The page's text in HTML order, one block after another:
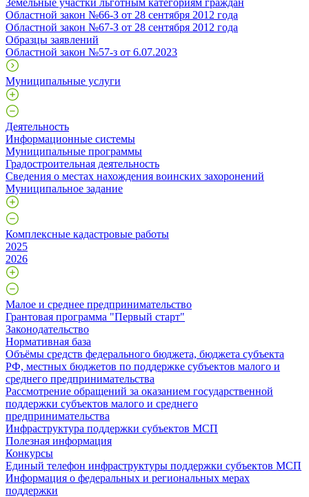
Областной закон №66-З от 28 сентября 2012 года
Областной закон №67-З от 28 сентября 2012 года
Образцы заявлений
Областной закон №57-з от 6.07.2023
Муниципальные услуги
Деятельность
Информационные системы
Муниципальные программы
Градостроительная деятельность
Сведения о местах нахождения воинских захоронений
Муниципальное задание
Комплексные кадастровые работы
2025
2026
Малое и среднее предпринимательство
Грантовая программа "Первый старт"
Законодательство
Нормативная база
Объёмы средств федерального бюджета, бюджета субъекта
РФ, местных бюджетов по поддержке субъектов малого и
среднего предпринимательства
Рассмотрение обращений за оказанием государственной
поддержки субъектов малого и среднего
предпринимательства
Инфраструктура поддержки субъектов МСП
Полезная информация
Конкурсы
Единый телефон инфраструктуры поддержки субъектов МСП
Информация о федеральных и региональных мерах
поддержки